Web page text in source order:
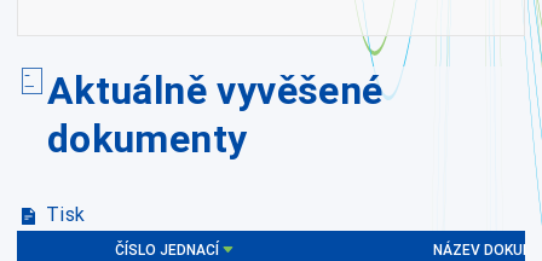
Aktuálně vyvěšené
dokumenty
Tisk
ČÍSLO JEDNACÍ NÁZEV